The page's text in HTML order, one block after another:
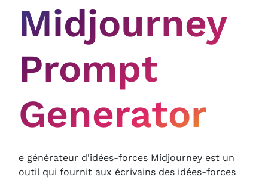
Midjourney
Prompt
Generator
e générateur d'idées-forces Midjourney est un
outil qui fournit aux écrivains des idées-forces